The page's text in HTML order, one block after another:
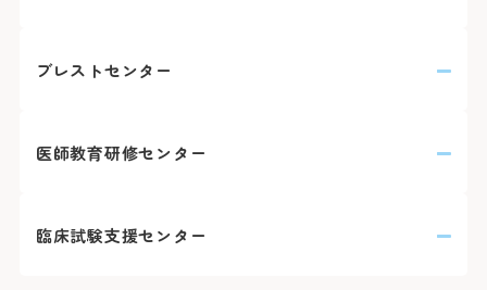
ブレストセンター
医師教育研修センター
臨床試験支援センター